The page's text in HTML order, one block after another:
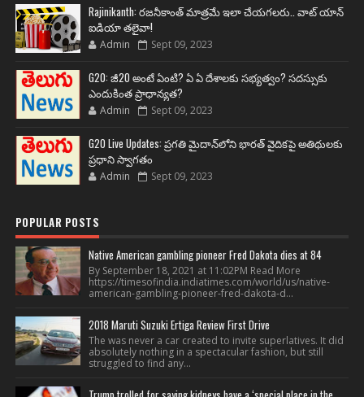
Rajinikanth: రజనీకాంత్ మాత్రమే ఇలా చేయగలరు.. వాట్ యాన్
ఐడియా తలైవా!
Admin Sept 09, 2023
G20: జీ20 అంటే ఏంటి? ఏ ఏ దేశాలకు సభ్యత్వం? సదస్సుకు
ఎందుకింత ప్రాధాన్యత?
Admin Sept 09, 2023
G20 Live Updates: ప్రగతి మైదాన్‌లోని భారత్ వైదికపై అతిథులకు
ప్రధాని స్వాగతం
Admin Sept 09, 2023
POPULAR POSTS
Native American gambling pioneer Fred Dakota dies at 84
By September 18, 2021 at 11:02PM Read More
https://timesofindia.indiatimes.com/world/us/native-
american-gambling-pioneer-fred-dakota-d...
2018 Maruti Suzuki Ertiga Review First Drive
The was never a car created to invite superlatives. It did
absolutely nothing in a spectacular fashion, but still
struggled to find any...